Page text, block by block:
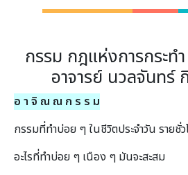
กรรม กฎแห่งการกระท
อาจารย์ นวลจันท
อ า จิ ณ ณ ก ร ร ม
กรรมที่ทําบ่อย ๆ ในชีวิตประจําวัน รายชั่
อะไรที่ทําบ่อย ๆ เนือง ๆ มันจะสะสม